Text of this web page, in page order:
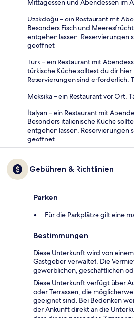
Mittagessen und Abendessen im
Uzakdoğu – ein Restaurant mit
Besonders Fisch und
entgehen lassen. Reservierungen
geöffnet
Türk – ein Restaurant mit
türkische Küche solltest du dir
Reservierungen sind erforderlich.
Meksika – ein Restaurant vor Ort.
İtalyan – ein Restaurant mit
Besonders italienische Küche
entgehen lassen. Reservierungen
geöffnet
Gebühren & Richtlinien
Parken
Für die Parkplätze gilt eine
Bestimmungen
Diese Unterkunft wird von
Gastgeber verwaltet. Die
gewerblichen, geschäftlichen
Diese Unterkunft verfügt über
oder Terrassen, die
geeignet sind. Bei Bedenken
der Ankunft direkt an die